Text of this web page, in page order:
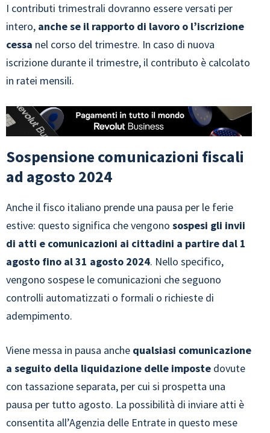
I contributi trimestrali dovranno essere versati per
intero, anche se il rapporto di lavoro o l’iscrizione
cessa nel corso del trimestre. In caso di nuova
iscrizione durante il trimestre, il contributo è calcolato
in ratei mensili.
Sospensione comunicazioni fiscali
ad agosto 2024
Anche il fisco italiano prende una pausa per le ferie
estive: questo significa che vengono sospesi gli invii
di atti e comunicazioni ai cittadini a partire dal 1
agosto fino al 31 agosto 2024. Nello specifico,
vengono sospese le comunicazioni che seguono
controlli automatizzati o formali o richieste di
adempimento.
Viene messa in pausa anche qualsiasi comunicazione
a seguito della liquidazione delle imposte dovute
con tassazione separata, per cui si prospetta una
pausa per tutto agosto. La possibilità di inviare atti è
consentita all’Agenzia delle Entrate in questo mese